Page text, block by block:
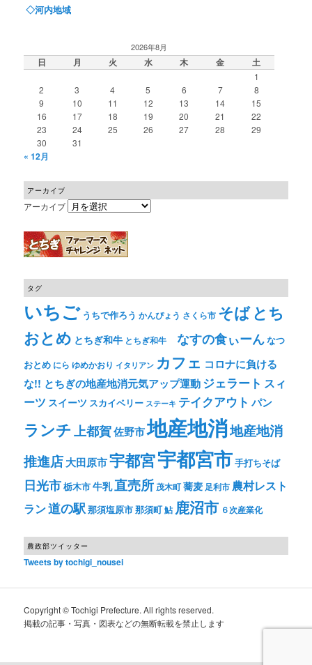
◇河内地域
2026年8月
日 月 火 水 木 金 土
1
2
3 4 5 6 7
8
9
10 11 12 13 14
15
16
17 18 19 20 21
22
23
24 25 26 27 28
29
30
31
« 12月
アーカイブ
アーカイブ
タグ
いちご うちで作ろう かんぴょう さくら市 そばとち
おとめ とちぎ和牛 とちぎ和牛 なすの食ぃーんなつ
おとめ にら ゆめかおり イタリアン カフェ コロナに負ける
な!! とちぎの地産地消元気アップ運動ジェラート スィ
ーツ スイーツ スカイベリー ステーキ テイクアウト パン
ランチ上都賀佐野市地産地消地産地消
推進店大田原市宇都宮宇都宮市手打ちそば
日光市栃木市牛乳直売所 茂木町蕎麦 足利市 農村レスト
ラン道の駅那須塩原市那須町鮎 鹿沼市 ６次産業化
農政部ツイッター
Tweets by tochigi_nousei
Copyright © Tochigi Prefecture. All rights reserved.
掲載の記事・写真・図表などの無断転載を禁止します